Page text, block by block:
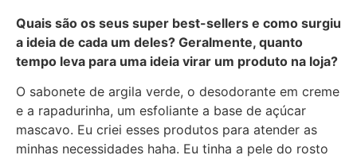
Quais são os seus super best-sellers e como surgiu
a ideia de cada um deles? Geralmente, quanto
tempo leva para uma ideia virar um produto na loja?
O sabonete de argila verde, o desodorante em creme
e a rapadurinha, um esfoliante a base de açúcar
mascavo. Eu criei esses produtos para atender as
minhas necessidades haha. Eu tinha a pele do rosto